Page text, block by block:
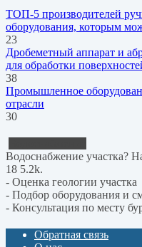
ТОП-5 производителей
оборудования, которым
23
Дробеметный аппарат и
для обработки
38
Промышленное
отрасли
30
Водоснабжение участка?
18 5.2k.
- Оценка геологии участка
- Подбор оборудования и
- Консультация по месту
Обратная связь